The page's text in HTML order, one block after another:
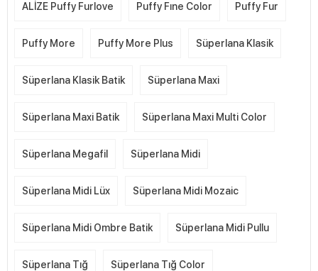
ALİZE Puffy Furlove Puffy Fıne Color Puffy Fur
Puffy More Puffy More Plus Süperlana Klasik
Süperlana Klasik Batik Süperlana Maxi
Süperlana Maxi Batik Süperlana Maxi Multi Color
Süperlana Megafil Süperlana Midi
Süperlana Midi Lüx Süperlana Midi Mozaic
Süperlana Midi Ombre Batik Süperlana Midi Pullu
Süperlana Tığ Süperlana Tığ Color